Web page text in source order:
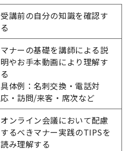
受講前の自分の知識を確認す
る
マナーの基礎を講師による説
明やお手本動画により理解す
る
具体例：名刺交換・電話対
応・訪問/来客・席次など
オンライン会議において配慮
するべきマナー実践のTIPSを
読み理解する